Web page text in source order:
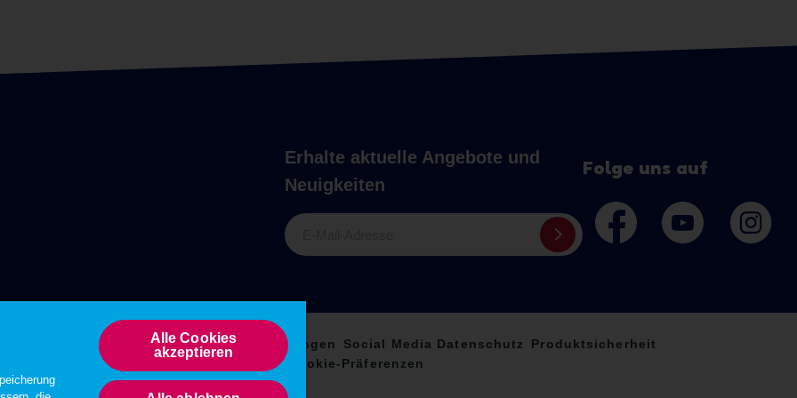
Erhalte aktuelle Angebote und
Neuigkeiten
Folge uns auf
Disclaimer Nutzungsbedingungen Social Media Datenschutz
Produktsicherheit
zum Verpackungsgesetz
Impressum Cookie-Präferenzen
Alle Cookies
akzeptieren